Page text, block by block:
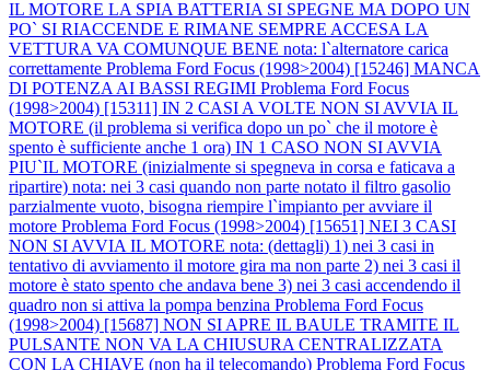
IL MOTORE LA SPIA BATTERIA SI SPEGNE MA DOPO UN
PO` SI RIACCENDE E RIMANE SEMPRE ACCESA LA
VETTURA VA COMUNQUE BENE nota: l`alternatore carica
correttamente Problema Ford Focus (1998>2004) [15246] MANCA
DI POTENZA AI BASSI REGIMI Problema Ford Focus
(1998>2004) [15311] IN 2 CASI A VOLTE NON SI AVVIA IL
MOTORE (il problema si verifica dopo un po` che il motore è
spento è sufficiente anche 1 ora) IN 1 CASO NON SI AVVIA
PIU`IL MOTORE (inizialmente si spegneva in corsa e faticava a
ripartire) nota: nei 3 casi quando non parte notato il filtro gasolio
parzialmente vuoto, bisogna riempire l`impianto per avviare il
motore Problema Ford Focus (1998>2004) [15651] NEI 3 CASI
NON SI AVVIA IL MOTORE nota: (dettagli) 1) nei 3 casi in
tentativo di avviamento il motore gira ma non parte 2) nei 3 casi il
motore è stato spento che andava bene 3) nei 3 casi accendendo il
quadro non si attiva la pompa benzina Problema Ford Focus
(1998>2004) [15687] NON SI APRE IL BAULE TRAMITE IL
PULSANTE NON VA LA CHIUSURA CENTRALIZZATA
CON LA CHIAVE (non ha il telecomando) Problema Ford Focus